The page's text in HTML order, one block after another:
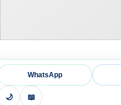
WhatsApp
🌙 📖